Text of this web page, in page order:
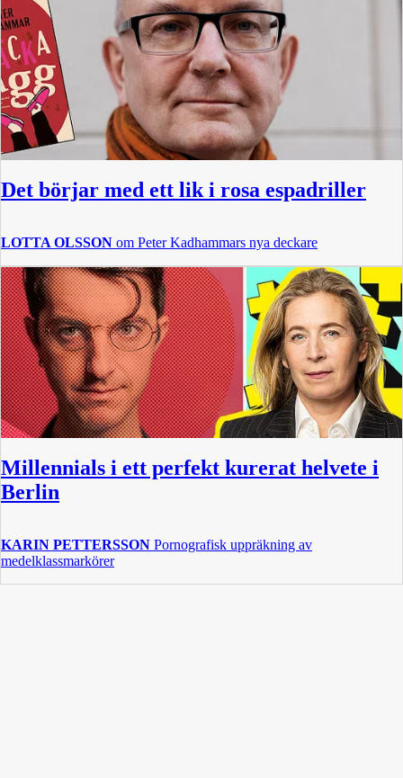
Det börjar med ett lik i rosa espadriller
LOTTA OLSSON om Peter Kadhammars nya deckare
Millennials i ett perfekt kurerat helvete i
Berlin
KARIN PETTERSSON Pornografisk uppräkning av
medelklassmarkörer